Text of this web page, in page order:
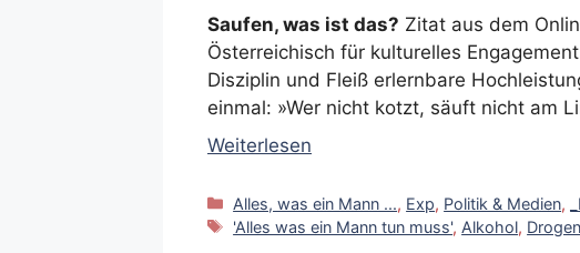
Saufen, was ist das? Zitat aus dem
Österreichisch für kulturelles
Disziplin und Fleiß erlernbare
einmal: »Wer nicht kotzt, säuft nicht am
Weiterlesen
Kategorien
Alles, was ein Mann ..., Exp, Politik & Medien,
Schlagwörter
'Alles was ein Mann tun muss', Alkohol, Drogen